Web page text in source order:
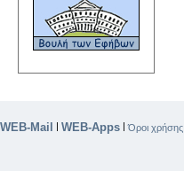
WEB-Mail WEB-Apps |Όροι χρήσης